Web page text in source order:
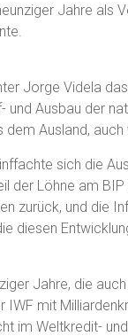
Jahre als
Jorge Videla
und Ausbau der
Ausland, auch
sich die
der Löhne am
zurück, und die
diesen
Jahre, die
mit
im Weltkredit-